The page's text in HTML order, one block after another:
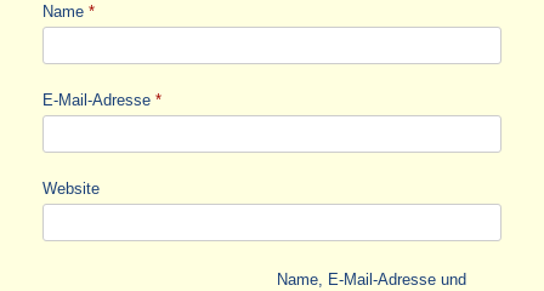
Name *
E-Mail-Adresse *
Website
Name, E-Mail-Adresse und